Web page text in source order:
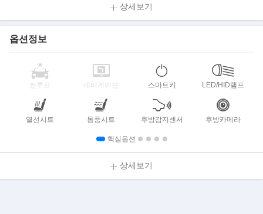
상세보기
옵션정보
썬루프 네비게이션 스마트키 LED/HID램프
열선시트 통풍시트 후방감지센서 후방카메라
핵심옵션
상세보기